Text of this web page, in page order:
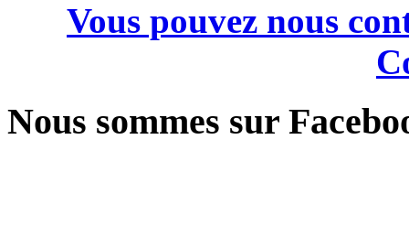
Vous pouvez nous
Nous sommes sur